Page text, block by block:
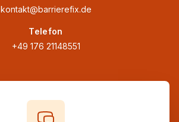
kontakt@barrierefix.de
Telefon
+49 176 21148551